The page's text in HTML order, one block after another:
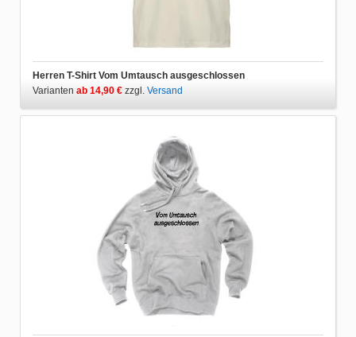
Herren T-Shirt Vom Umtausch ausgeschlossen
Varianten ab 14,90 € zzgl. Versand